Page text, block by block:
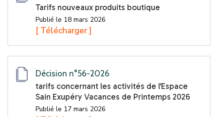
Tarifs nouveaux produits boutique
Publié le 18 mars 2026
[ Télécharger ]
Décision n°56-2026
tarifs concernant les activités de l'Espace
Sain Exupéry Vacances de Printemps 2026
Publié le 17 mars 2026